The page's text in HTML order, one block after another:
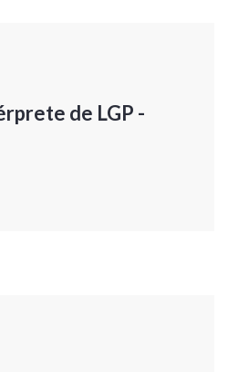
de LGP -